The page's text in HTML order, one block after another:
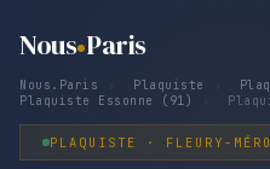
Nous Paris
Nous.Paris Plaquiste
Plaquiste Essonne (91)
PLAQUISTE · FLEURY-